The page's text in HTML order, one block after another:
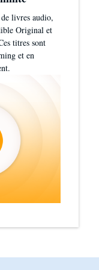
livres audio,
Original et
titres sont
et en